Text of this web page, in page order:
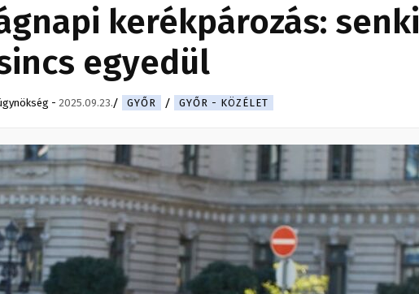
kerékpározás: senki
egyedül
- 2025.09.23. GYŐR GYŐR - KÖZÉLET